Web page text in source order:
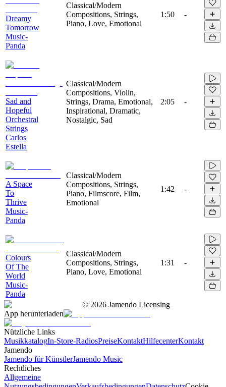
Dreamy
Tomorrow
Music-
Panda
Classical/Modern
Compositions, Strings,
Piano, Love, Emotional
1:50 -
Sad and
Hopeful
Orchestral
Strings
Carlos
Estella
Classical/Modern
Compositions, Violin,
Strings, Drama, Emotional,
Inspirational, Dramatic,
Nostalgic, Sad
2:05 -
A Space
To
Thrive
Music-
Panda
Classical/Modern
Compositions, Strings,
Piano, Filmscore, Film,
Emotional
1:42 -
Colours
Of The
World
Music-
Panda
Classical/Modern
Compositions, Strings,
Piano, Love, Emotional
1:31 -
© 2026 Jamendo Licensing
App herunterladen
Nützliche Links
MusikkatalogIn-Store-RadiosPreiseKontaktHilfecenterKontakt
Jamendo
Jamendo für KünstlerJamendo Music
Rechtliches
Allgemeine